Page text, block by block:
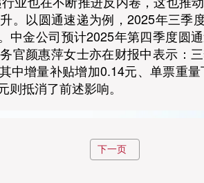
。以圆通速递为例，2025年三季
中金公司预计2025年第四季度圆
官颜惠萍女士亦在财报中表示：
中增量补贴增加0.14元、单票重
则抵消了前述影响。
下一页